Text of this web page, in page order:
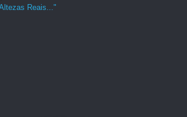
Reais..."